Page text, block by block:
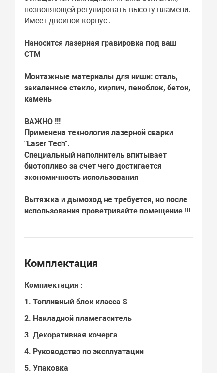
позволяющей регулировать высоту пламени.
Имеет двойной корпус .
Наносится лазерная гравировка под ваш
СТМ
Монтажные материалы для ниши: сталь,
закаленное стекло, кирпич, пеноблок, бетон,
камень
ВАЖНО !!!
Применена технология лазерной сварки
"Laser Tech".
Специальный наполнитель впитывает
биотопливо за счет чего достигается
экономичность использования
Вытяжка и дымоход не требуется, но после
использования проветривайте помещение !!!
Комплектация
Комплектация :
1. Топливный блок класса S
2. Накладной пламегаситель
3. Декоративная кочерга
4. Руководство по эксплуатации
5. Упаковка